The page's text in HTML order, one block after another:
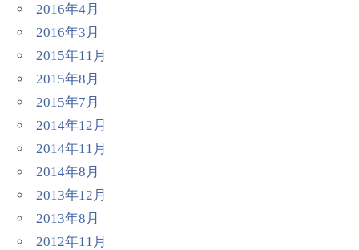
2016年4月
2016年3月
2015年11月
2015年8月
2015年7月
2014年12月
2014年11月
2014年8月
2013年12月
2013年8月
2012年11月